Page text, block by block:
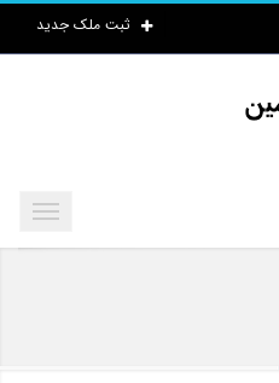
ثبت ملک جدید